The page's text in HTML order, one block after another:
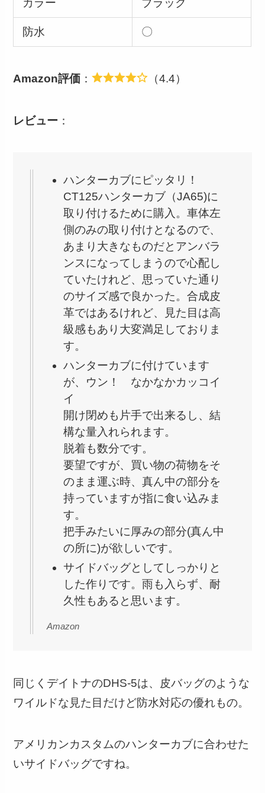
防水 〇
Amazon評価 ： （4.4）
レビュー ：
ハンターカブにピッタリ！
CT125ハンターカブ（JA65)に
取り付けるために購入。車体左
側のみの取り付けとなるので、
あまり大きなものだとアンバラ
ンスになってしまうので心配し
ていたけれど、思っていた通り
のサイズ感で良かった。合成皮
革ではあるけれど、見た目は高
級感もあり大変満足しておりま
す。
ハンターカブに付けています
が、ウン！ なかなかカッコイ
イ
開け閉めも片手で出来るし、結
構な量入れられます。
脱着も数分です。
要望ですが、買い物の荷物をそ
のまま運ぶ時、真ん中の部分を
持っていますが指に食い込みま
す。
把手みたいに厚みの部分(真ん中
の所に)が欲しいです。
サイドバッグとしてしっかりと
した作りです。雨も入らず、耐
久性もあると思います。
Amazon
同じくデイトナのDHS-5は、皮バッグのような
ワイルドな見た目だけど防水対応の優れもの。
アメリカンカスタムのハンターカブに合わせた
いサイドバッグですね。